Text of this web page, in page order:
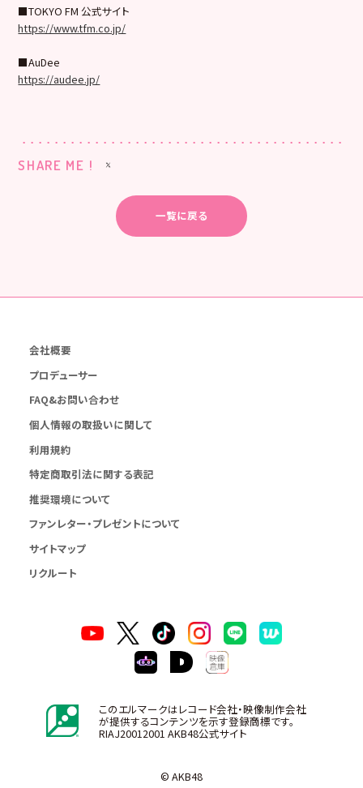
■TOKYO FM 公式サイト
https://www.tfm.co.jp/
■AuDee
https://audee.jp/
SHARE ME !
一覧に戻る
会社概要
プロデューサー
FAQ&お問い合わせ
個人情報の取扱いに関して
利用規約
特定商取引法に関する表記
推奨環境について
ファンレター・プレゼントについて
サイトマップ
リクルート
このエルマークはレコード会社・映像制作会社
が提供するコンテンツを示す登録商標です。
RIAJ20012001 AKB48公式サイト
© AKB48